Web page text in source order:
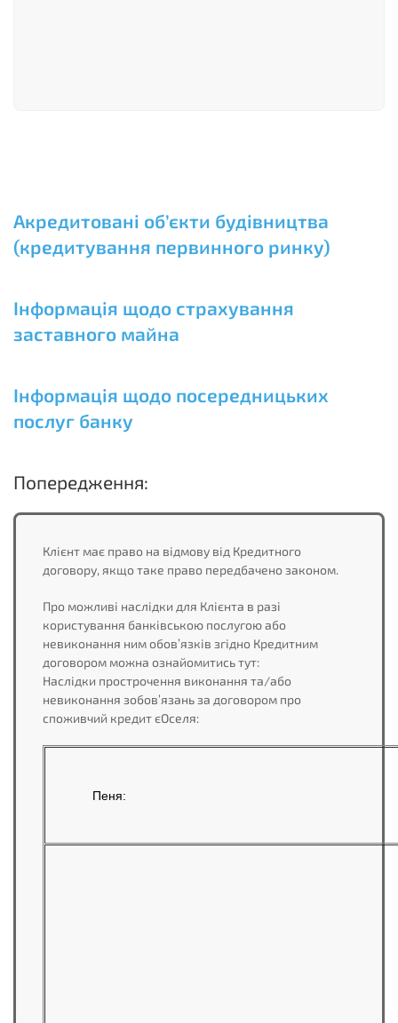
Акредитовані об’єкти будівництва
(кредитування первинного ринку)
Інформація щодо страхування
заставного майна
Інформація щодо посередницьких
послуг банку
Попередження:
Клієнт має право на відмову від Кредитного
договору, якщо таке право передбачено законом.
Про можливі наслідки для Клієнта в разі
користування банківською послугою або
невиконання ним обов’язків згідно Кредитним
договором можна ознайомитись тут:
Наслідки прострочення виконання та/або
невиконання зобов’язань за договором про
споживчий кредит єОселя:
Пеня: